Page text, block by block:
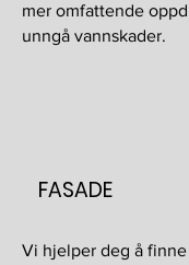
mer omfattende
unngå vannskader.
FASADE
Vi hjelper deg å